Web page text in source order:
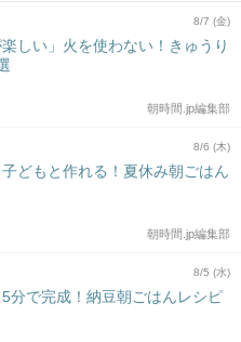
8/7 (金)
楽しい」火を使わない！きゅうり
朝時間.jp編集部
8/6 (木)
子どもと作れる！夏休み朝ごはん
朝時間.jp編集部
8/5 (水)
5分で完成！納豆朝ごはんレシピ